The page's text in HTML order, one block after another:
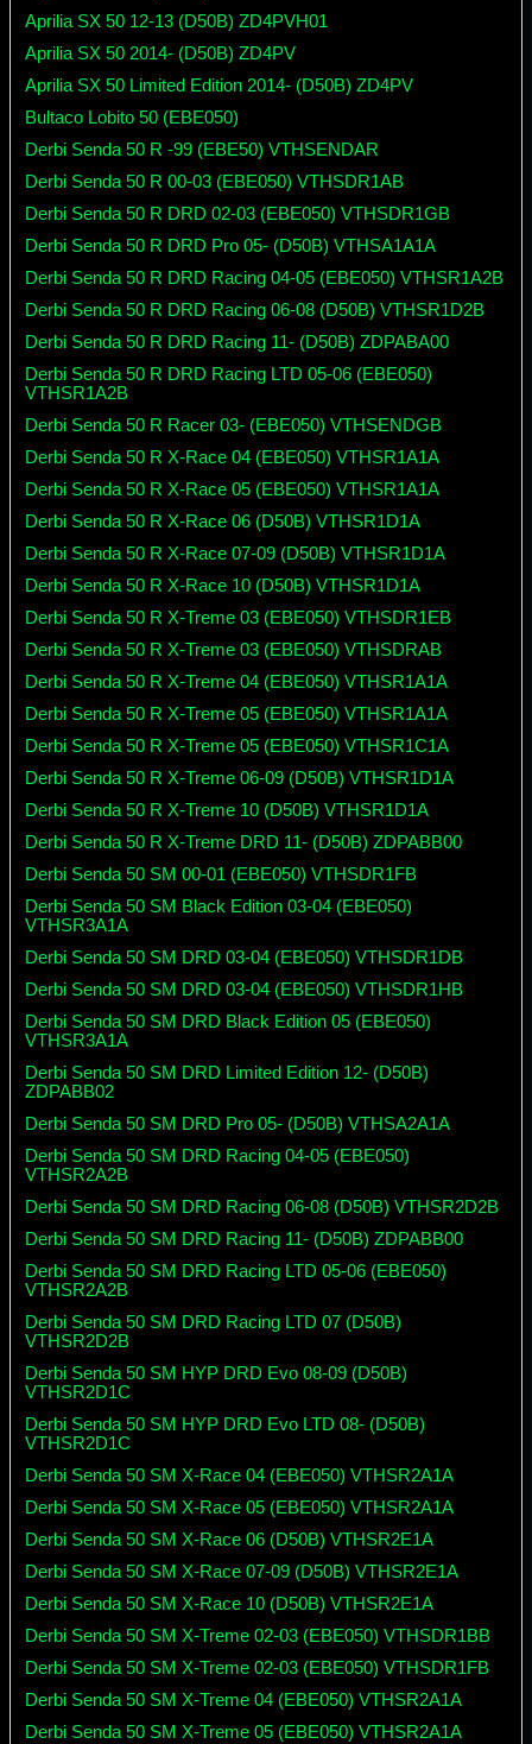
Aprilia SX 50 12-13 (D50B) ZD4PVH01
Aprilia SX 50 2014- (D50B) ZD4PV
Aprilia SX 50 Limited Edition 2014- (D50B) ZD4PV
Bultaco Lobito 50 (EBE050)
Derbi Senda 50 R -99 (EBE50) VTHSENDAR
Derbi Senda 50 R 00-03 (EBE050) VTHSDR1AB
Derbi Senda 50 R DRD 02-03 (EBE050) VTHSDR1GB
Derbi Senda 50 R DRD Pro 05- (D50B) VTHSA1A1A
Derbi Senda 50 R DRD Racing 04-05 (EBE050) VTHSR1A2B
Derbi Senda 50 R DRD Racing 06-08 (D50B) VTHSR1D2B
Derbi Senda 50 R DRD Racing 11- (D50B) ZDPABA00
Derbi Senda 50 R DRD Racing LTD 05-06 (EBE050)
VTHSR1A2B
Derbi Senda 50 R Racer 03- (EBE050) VTHSENDGB
Derbi Senda 50 R X-Race 04 (EBE050) VTHSR1A1A
Derbi Senda 50 R X-Race 05 (EBE050) VTHSR1A1A
Derbi Senda 50 R X-Race 06 (D50B) VTHSR1D1A
Derbi Senda 50 R X-Race 07-09 (D50B) VTHSR1D1A
Derbi Senda 50 R X-Race 10 (D50B) VTHSR1D1A
Derbi Senda 50 R X-Treme 03 (EBE050) VTHSDR1EB
Derbi Senda 50 R X-Treme 03 (EBE050) VTHSDRAB
Derbi Senda 50 R X-Treme 04 (EBE050) VTHSR1A1A
Derbi Senda 50 R X-Treme 05 (EBE050) VTHSR1A1A
Derbi Senda 50 R X-Treme 05 (EBE050) VTHSR1C1A
Derbi Senda 50 R X-Treme 06-09 (D50B) VTHSR1D1A
Derbi Senda 50 R X-Treme 10 (D50B) VTHSR1D1A
Derbi Senda 50 R X-Treme DRD 11- (D50B) ZDPABB00
Derbi Senda 50 SM 00-01 (EBE050) VTHSDR1FB
Derbi Senda 50 SM Black Edition 03-04 (EBE050)
VTHSR3A1A
Derbi Senda 50 SM DRD 03-04 (EBE050) VTHSDR1DB
Derbi Senda 50 SM DRD 03-04 (EBE050) VTHSDR1HB
Derbi Senda 50 SM DRD Black Edition 05 (EBE050)
VTHSR3A1A
Derbi Senda 50 SM DRD Limited Edition 12- (D50B)
ZDPABB02
Derbi Senda 50 SM DRD Pro 05- (D50B) VTHSA2A1A
Derbi Senda 50 SM DRD Racing 04-05 (EBE050)
VTHSR2A2B
Derbi Senda 50 SM DRD Racing 06-08 (D50B) VTHSR2D2B
Derbi Senda 50 SM DRD Racing 11- (D50B) ZDPABB00
Derbi Senda 50 SM DRD Racing LTD 05-06 (EBE050)
VTHSR2A2B
Derbi Senda 50 SM DRD Racing LTD 07 (D50B)
VTHSR2D2B
Derbi Senda 50 SM HYP DRD Evo 08-09 (D50B)
VTHSR2D1C
Derbi Senda 50 SM HYP DRD Evo LTD 08- (D50B)
VTHSR2D1C
Derbi Senda 50 SM X-Race 04 (EBE050) VTHSR2A1A
Derbi Senda 50 SM X-Race 05 (EBE050) VTHSR2A1A
Derbi Senda 50 SM X-Race 06 (D50B) VTHSR2E1A
Derbi Senda 50 SM X-Race 07-09 (D50B) VTHSR2E1A
Derbi Senda 50 SM X-Race 10 (D50B) VTHSR2E1A
Derbi Senda 50 SM X-Treme 02-03 (EBE050) VTHSDR1BB
Derbi Senda 50 SM X-Treme 02-03 (EBE050) VTHSDR1FB
Derbi Senda 50 SM X-Treme 04 (EBE050) VTHSR2A1A
Derbi Senda 50 SM X-Treme 05 (EBE050) VTHSR2A1A